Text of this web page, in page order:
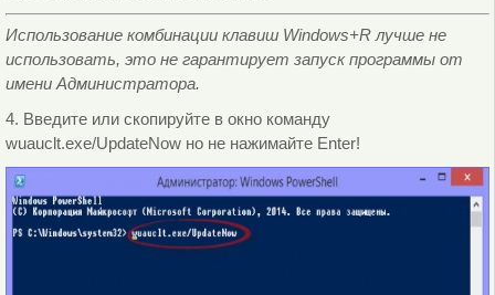
Использование комбинации клавиш Windows+R лучше не
использовать, это не гарантирует запуск программы от
имени Администратора.
4. Введите или скопируйте в окно команду
wuauclt.exe/UpdateNow но не нажимайте Enter!